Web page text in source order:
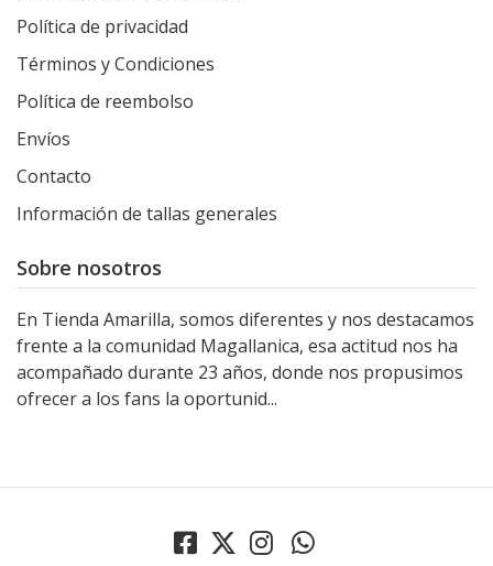
Política de privacidad
Términos y Condiciones
Política de reembolso
Envíos
Contacto
Información de tallas generales
Sobre nosotros
En Tienda Amarilla, somos diferentes y nos destacamos
frente a la comunidad Magallanica, esa actitud nos ha
acompañado durante 23 años, donde nos propusimos
ofrecer a los fans la oportunid...